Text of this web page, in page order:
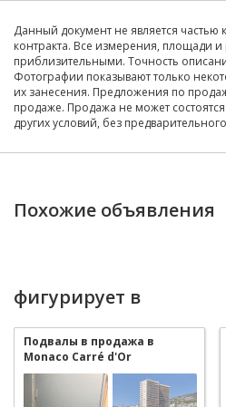
Данный документ не является
контракта. Все измерения, площади и
приблизительными. Точность
Фотографии показывают только
их занесения. Предложения по
продаже. Продажа не может
других условий, без
Похожие объявления
фигурирует в
Подвалы в продажа в
Monaco Carré d'Or